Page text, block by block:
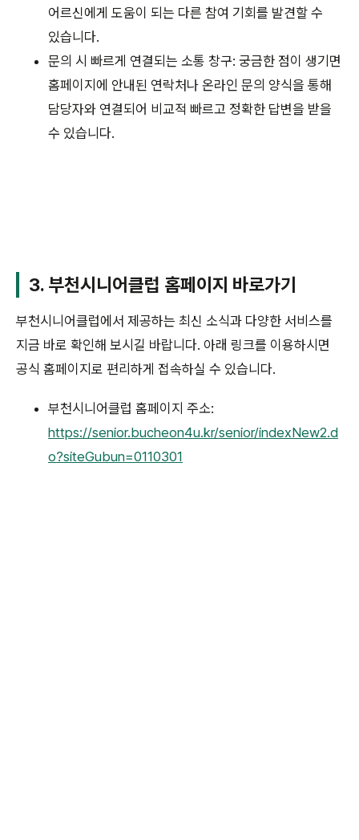
어르신에게 도움이 되는 다른 참여 기회를 발견할 수
있습니다.
문의 시 빠르게 연결되는 소통 창구: 궁금한 점이 생기면
홈페이지에 안내된 연락처나 온라인 문의 양식을 통해
담당자와 연결되어 비교적 빠르고 정확한 답변을 받을
수 있습니다.
3. 부천시니어클럽 홈페이지 바로가기
부천시니어클럽에서 제공하는 최신 소식과 다양한 서비스를
지금 바로 확인해 보시길 바랍니다. 아래 링크를 이용하시면
공식 홈페이지로 편리하게 접속하실 수 있습니다.
부천시니어클럽 홈페이지 주소:
https://senior.bucheon4u.kr/senior/indexNew2.d
o?siteGubun=0110301